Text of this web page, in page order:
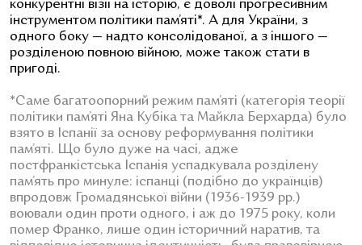
конкурентні візії на історію, є доволі прогресивним
інструментом політики пам’яті*. А для України, з
одного боку — надто консолідованої, а з іншого —
розділеною повною війною, може також стати в
пригоді.
*Саме багатоопорний режим пам’яті (категорія теорії
політики пам’яті Яна Кубіка та Майкла Берхарда) було
взято в Іспанії за основу реформування політики
пам’яті. Що було дуже на часі, адже
постфранкістська Іспанія успадкувала розділену
пам’ять про минуле: іспанці (подібно до українців)
впродовж Громадянської війни (1936-1939 рр.)
воювали один проти одного, і аж до 1975 року, коли
помер Франко, лише один історичний наратив, та